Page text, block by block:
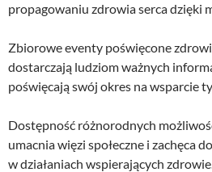
propagowaniu zdrowia serca dzięki
Zbiorowe eventy poświęcone
dostarczają ludziom ważnych
poświęcają swój okres na wsparcie
Dostępność różnorodnych
umacnia więzi społeczne i zachęca
w działaniach wspierających